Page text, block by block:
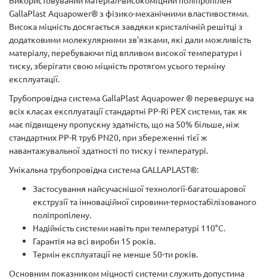
GallaPlast Aquapower® з фізико-механічними властивостями.
Висока міцність досягається завдяки кристалічній решітці з
додатковими молекулярними зв'язками, які дали можливість
матеріалу, перебуваючи під впливом високої температури і
тиску, зберігати свою міцність протягом усього терміну
експлуатації.
Трубопровідна система GallaPlast Aquapower ® перевершує на
всіх класах експлуатації стандартні PP-Rі PEX системи, так як
має підвищену пропускну здатність, що на 50% більше, ніж
стандартних PP-R труб PN20, при збереженні тієї ж
навантажувальної здатності по тиску і температурі.
Унікальна трубопровідна система GALLAPLAST®:
Застосування найсучаснішої технології-багатошарової
екструзії та інноваційної сировини-термостабілізованого
поліпропілену.
Надійність системи навіть при температурі 110°С.
Гарантія на всі вироби 15 років.
Термін експлуатації не менше 50-ти років.
Основним показником міцності системи служить допустима